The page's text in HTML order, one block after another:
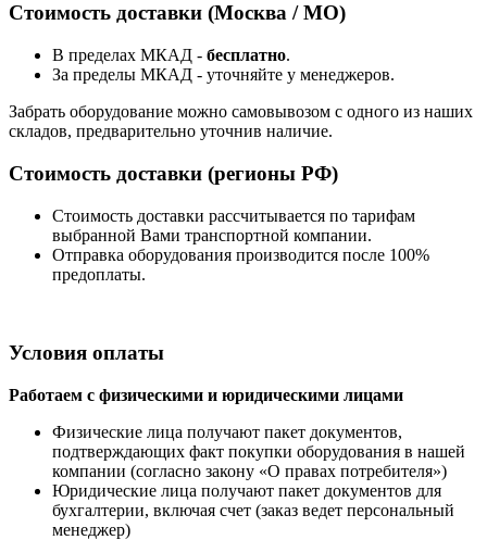
Стоимость доставки (Москва / МО)
В пределах МКАД - бесплатно.
За пределы МКАД - уточняйте у менеджеров.
Забрать оборудование можно самовывозом с одного из наших
складов, предварительно уточнив наличие.
Стоимость доставки (регионы РФ)
Стоимость доставки рассчитывается по тарифам
выбранной Вами транспортной компании.
Отправка оборудования производится после 100%
предоплаты.
Условия оплаты
Работаем с физическими и юридическими лицами
Физические лица получают пакет документов,
подтверждающих факт покупки оборудования в нашей
компании (согласно закону «О правах потребителя»)
Юридические лица получают пакет документов для
бухгалтерии, включая счет (заказ ведет персональный
менеджер)